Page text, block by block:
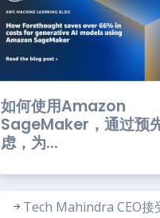
如何使用Amazon
SageMaker，通过预
虑，为...
Tech Mahindra CEO